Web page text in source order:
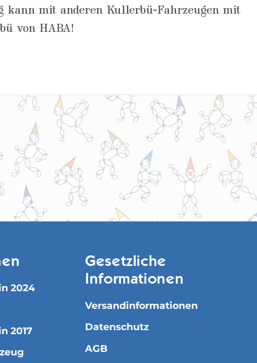
kann mit anderen Kullerbü-Fahrzeugen mit
von HABA!
2024
2017
Gesetzliche
Informationen
Versandinformationen
Datenschutz
AGB